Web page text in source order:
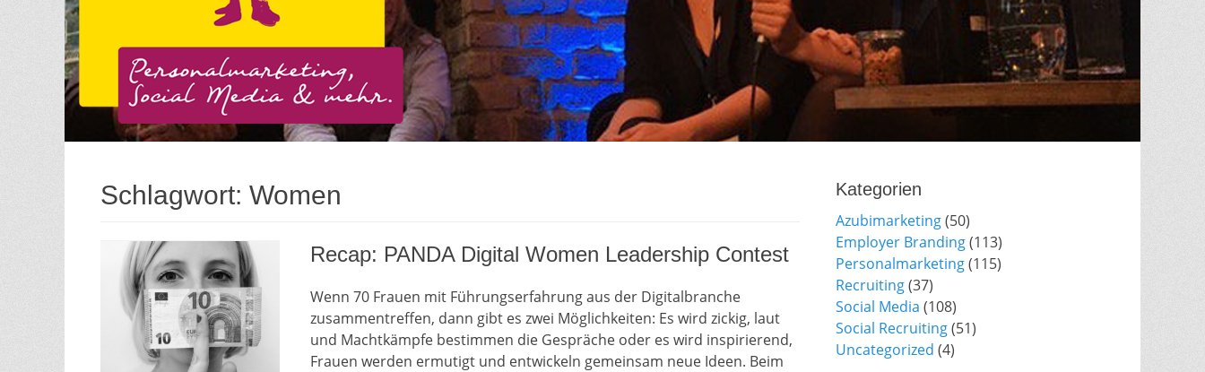
Schlagwort: Women
Recap: PANDA Digital Women Leadership Contest
Wenn 70 Frauen mit Führungserfahrung aus der Digitalbranche
zusammentreffen, dann gibt es zwei Möglichkeiten: Es wird zickig, laut
und Machtkämpfe bestimmen die Gespräche oder es wird inspirierend,
Frauen werden ermutigt und entwickeln gemeinsam neue Ideen. Beim
Kategorien
Azubimarketing(50)
Employer Branding(113)
Personalmarketing(115)
Recruiting(37)
Social Media (108)
Social Recruiting(51)
Uncategorized (4)